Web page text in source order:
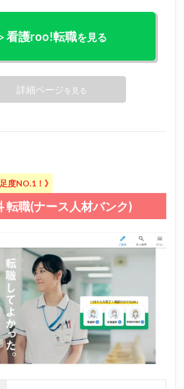
看護roo!転職を見る
詳細ページ を見る
度NO.1！》
転職(ナース人材バンク)